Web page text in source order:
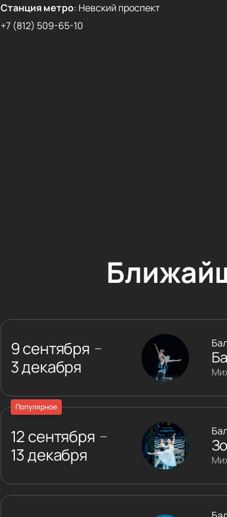
Станция метро: Невский проспект
+7 (812) 509-65-10
9 сентября —
3 декабря
Популярное
12 сентября —
13 декабря